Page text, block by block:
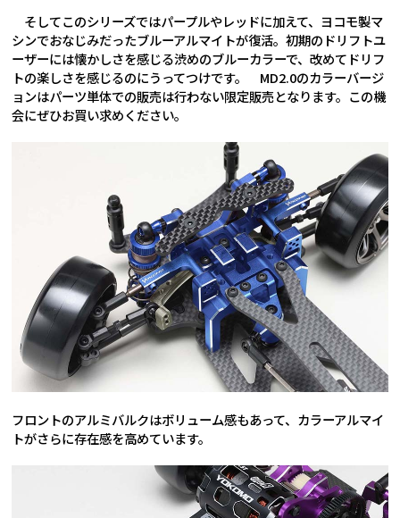
そしてこのシリーズではパープルやレッドに加えて、ヨコモ製マ
シンでおなじみだったブルーアルマイトが復活。初期のドリフトユ
ーザーには懐かしさを感じる渋めのブルーカラーで、改めてドリフ
トの楽しさを感じるのにうってつけです。 MD2.0のカラーバージ
ョンはパーツ単体での販売は行わない限定販売となります。この機
会にぜひお買い求めください。
フロントのアルミバルクはボリューム感もあって、カラーアルマイ
トがさらに存在感を高めています。